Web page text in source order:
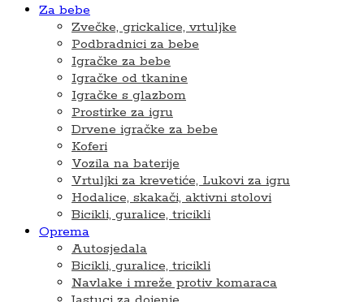
Za bebe
Zvečke, grickalice, vrtuljke
Podbradnici za bebe
Igračke za bebe
Igračke od tkanine
Igračke s glazbom
Prostirke za igru
Drvene igračke za bebe
Koferi
Vozila na baterije
Vrtuljki za krevetiće, Lukovi za igru
Hodalice, skakači, aktivni stolovi
Bicikli, guralice, tricikli
Oprema
Autosjedala
Bicikli, guralice, tricikli
Navlake i mreže protiv komaraca